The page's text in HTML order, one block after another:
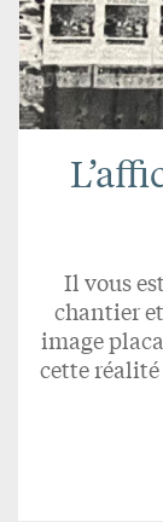
Il vous
chantier
image
cette réalité